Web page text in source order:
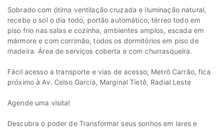
Sobrado com ótima ventilação cruzada e iluminação natural,
recebe o sol o dia todo, portão automático, térreo todo em
piso frio nas salas e cozinha, ambientes amplos, escada em
mármore e com corrimão, todos os dormitórios em piso de
madeira. Área de serviços coberta e com churrasqueira.
Fácil acesso a transporte e vias de acesso, Metrô Carrão, fica
próximo à Av. Celso Garcia, Marginal Tietê, Radial Leste
Agende uma visita!
Descubra o poder de Transformar seus sonhos em lares e